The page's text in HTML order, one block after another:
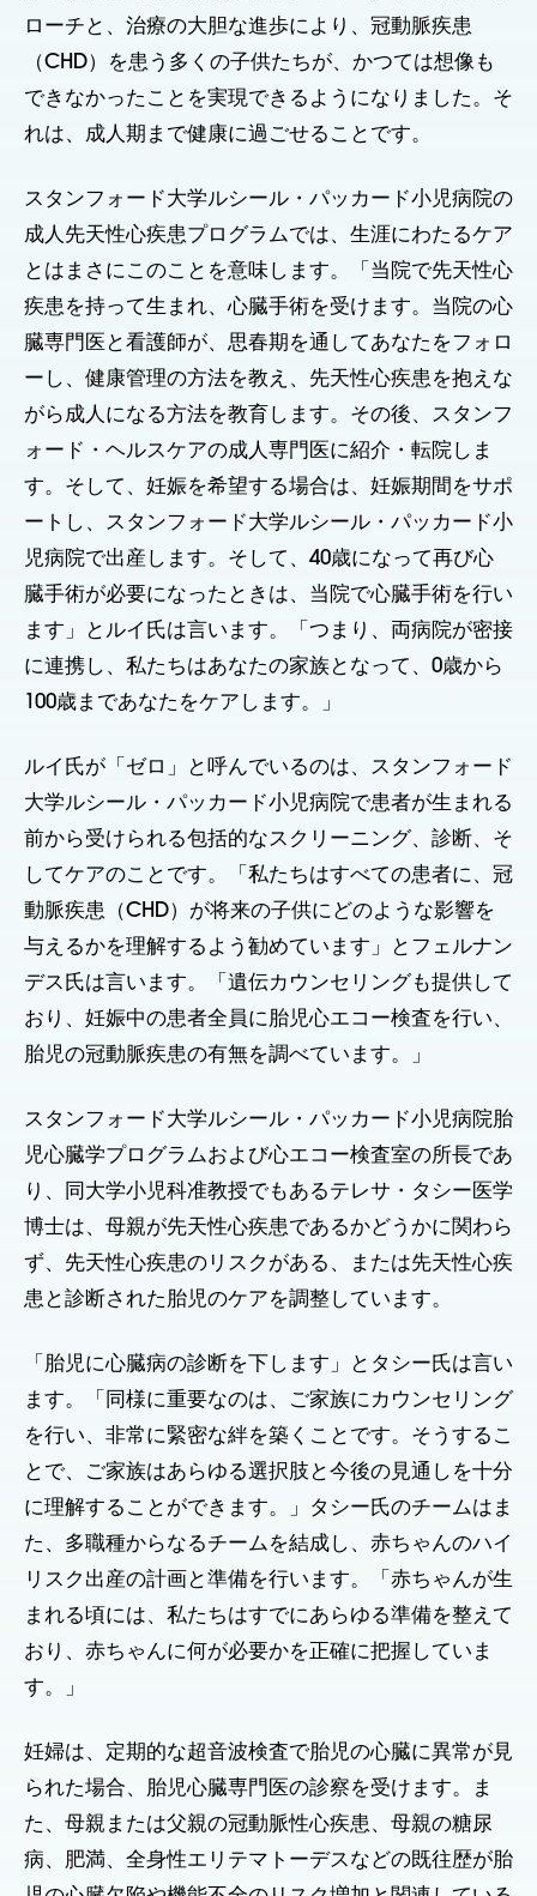
ローチと、治療の大胆な進歩により、冠動脈疾患
（CHD）を患う多くの子供たちが、かつては想像も
できなかったことを実現できるようになりました。そ
れは、成人期まで健康に過ごせることです。
スタンフォード大学ルシール・パッカード小児病院の
成人先天性心疾患プログラムでは、生涯にわたるケア
とはまさにこのことを意味します。「当院で先天性心
疾患を持って生まれ、心臓手術を受けます。当院の心
臓専門医と看護師が、思春期を通してあなたをフォロ
ーし、健康管理の方法を教え、先天性心疾患を抱えな
がら成人になる方法を教育します。その後、スタンフ
ォード・ヘルスケアの成人専門医に紹介・転院しま
す。そして、妊娠を希望する場合は、妊娠期間をサポ
ートし、スタンフォード大学ルシール・パッカード小
児病院で出産します。そして、40歳になって再び心
臓手術が必要になったときは、当院で心臓手術を行い
ます」とルイ氏は言います。「つまり、両病院が密接
に連携し、私たちはあなたの家族となって、0歳から
100歳まであなたをケアします。」
ルイ氏が「ゼロ」と呼んでいるのは、スタンフォード
大学ルシール・パッカード小児病院で患者が生まれる
前から受けられる包括的なスクリーニング、診断、そ
してケアのことです。「私たちはすべての患者に、冠
動脈疾患（CHD）が将来の子供にどのような影響を
与えるかを理解するよう勧めています」とフェルナン
デス氏は言います。「遺伝カウンセリングも提供して
おり、妊娠中の患者全員に胎児心エコー検査を行い、
胎児の冠動脈疾患の有無を調べています。」
スタンフォード大学ルシール・パッカード小児病院胎
児心臓学プログラムおよび心エコー検査室の所長であ
り、同大学小児科准教授でもあるテレサ・タシー医学
博士は、母親が先天性心疾患であるかどうかに関わら
ず、先天性心疾患のリスクがある、または先天性心疾
患と診断された胎児のケアを調整しています。
「胎児に心臓病の診断を下します」とタシー氏は言い
ます。「同様に重要なのは、ご家族にカウンセリング
を行い、非常に緊密な絆を築くことです。そうするこ
とで、ご家族はあらゆる選択肢と今後の見通しを十分
に理解することができます。」タシー氏のチームはま
た、多職種からなるチームを結成し、赤ちゃんのハイ
リスク出産の計画と準備を行います。「赤ちゃんが生
まれる頃には、私たちはすでにあらゆる準備を整えて
おり、赤ちゃんに何が必要かを正確に把握していま
す。」
妊婦は、定期的な超音波検査で胎児の心臓に異常が見
られた場合、胎児心臓専門医の診察を受けます。ま
た、母親または父親の冠動脈性心疾患、母親の糖尿
病、肥満、全身性エリテマトーデスなどの既往歴が胎